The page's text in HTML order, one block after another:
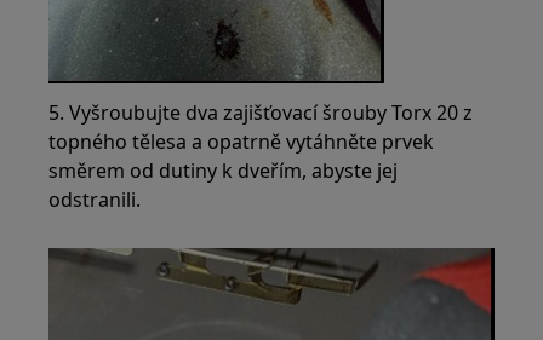
5. Vyšroubujte dva zajišťovací šrouby Torx 20 z
topného tělesa a opatrně vytáhněte prvek
směrem od dutiny k dveřím, abyste jej
odstranili.